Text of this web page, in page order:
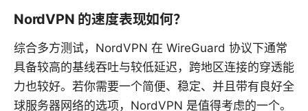
NordVPN 的速度表现如何？
综合多方测试，NordVPN 在 WireGuard 协议下通常
具备较高的基线吞吐与较低延迟，跨地区连接的穿透能
力也较好。若你需要一个简便、稳定、并且带有良好全
球服务器网络的选项，NordVPN 是值得考虑的一个。